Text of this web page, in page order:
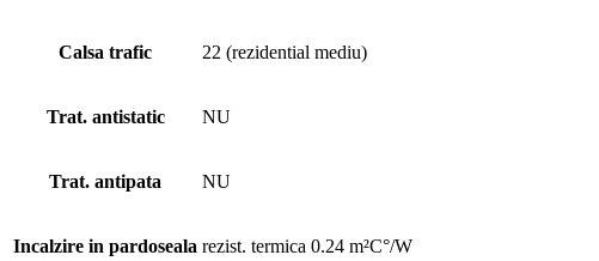
Calsa trafic 22 (rezidential mediu)
Trat. antistatic NU
Trat. antipata NU
Incalzire in pardoseala rezist. termica 0.24 m²C°/W